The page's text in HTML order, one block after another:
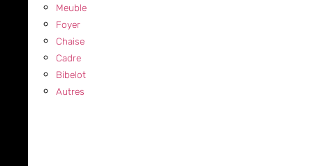
Meuble
Foyer
Chaise
Cadre
Bibelot
Autres